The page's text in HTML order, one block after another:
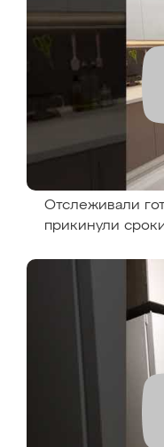
Отслеживали
прикинули